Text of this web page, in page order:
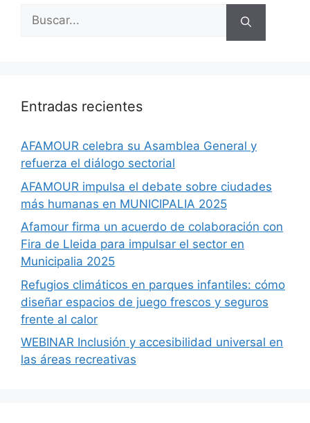
Entradas recientes
AFAMOUR celebra su Asamblea General y
refuerza el diálogo sectorial
AFAMOUR impulsa el debate sobre ciudades
más humanas en MUNICIPALIA 2025
Afamour firma un acuerdo de colaboración con
Fira de Lleida para impulsar el sector en
Municipalia 2025
Refugios climáticos en parques infantiles: cómo
diseñar espacios de juego frescos y seguros
frente al calor
WEBINAR Inclusión y accesibilidad universal en
las áreas recreativas